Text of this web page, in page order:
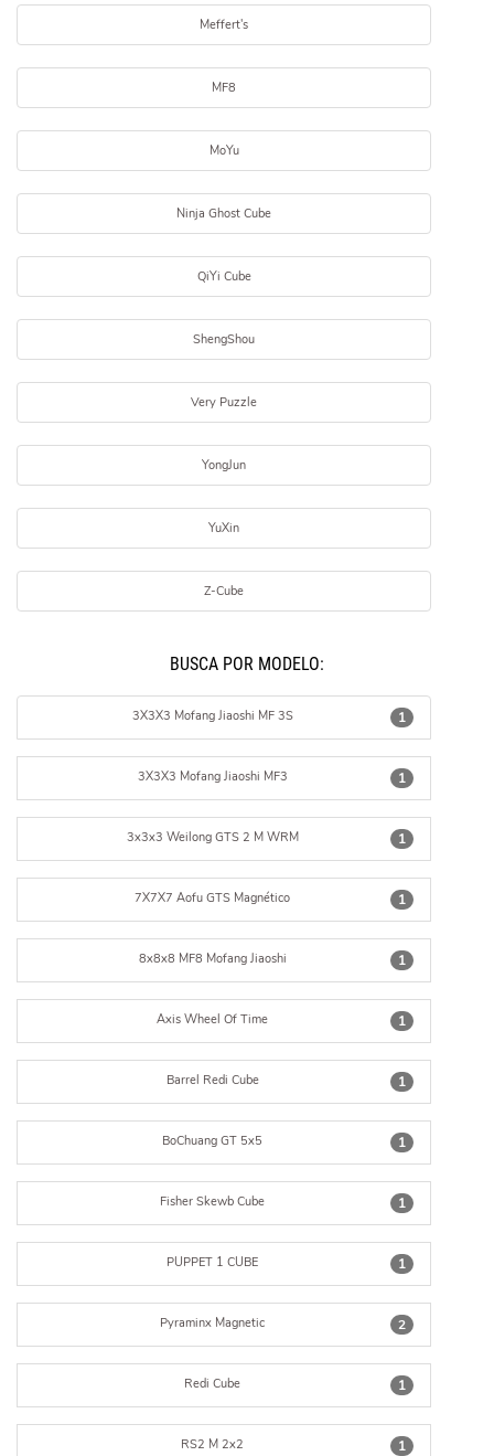
Meffert's
MF8
MoYu
Ninja Ghost Cube
QiYi Cube
ShengShou
Very Puzzle
YongJun
YuXin
Z-Cube
BUSCÁ POR MODELO:
1
3X3X3 Mofang Jiaoshi MF 3S
1
3X3X3 Mofang Jiaoshi MF3
1
3x3x3 Weilong GTS 2 M WRM
1
7X7X7 Aofu GTS Magnético
1
8x8x8 MF8 Mofang Jiaoshi
1
Axis Wheel Of Time
1
Barrel Redi Cube
1
BoChuang GT 5x5
1
Fisher Skewb Cube
1
PUPPET 1 CUBE
2
Pyraminx Magnetic
1
Redi Cube
1
RS2 M 2x2